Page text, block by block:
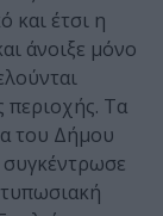
και έτσι η
άνοιξε μόνο
περιοχής. Τα
του Δήμου
συγκέντρωσε